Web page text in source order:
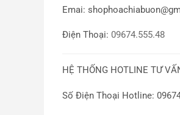
Emai:
Điện Thoại: 09674.555.48
HỆ THỐNG HOTLINE TƯ
Số Điện Thoại Hotline: